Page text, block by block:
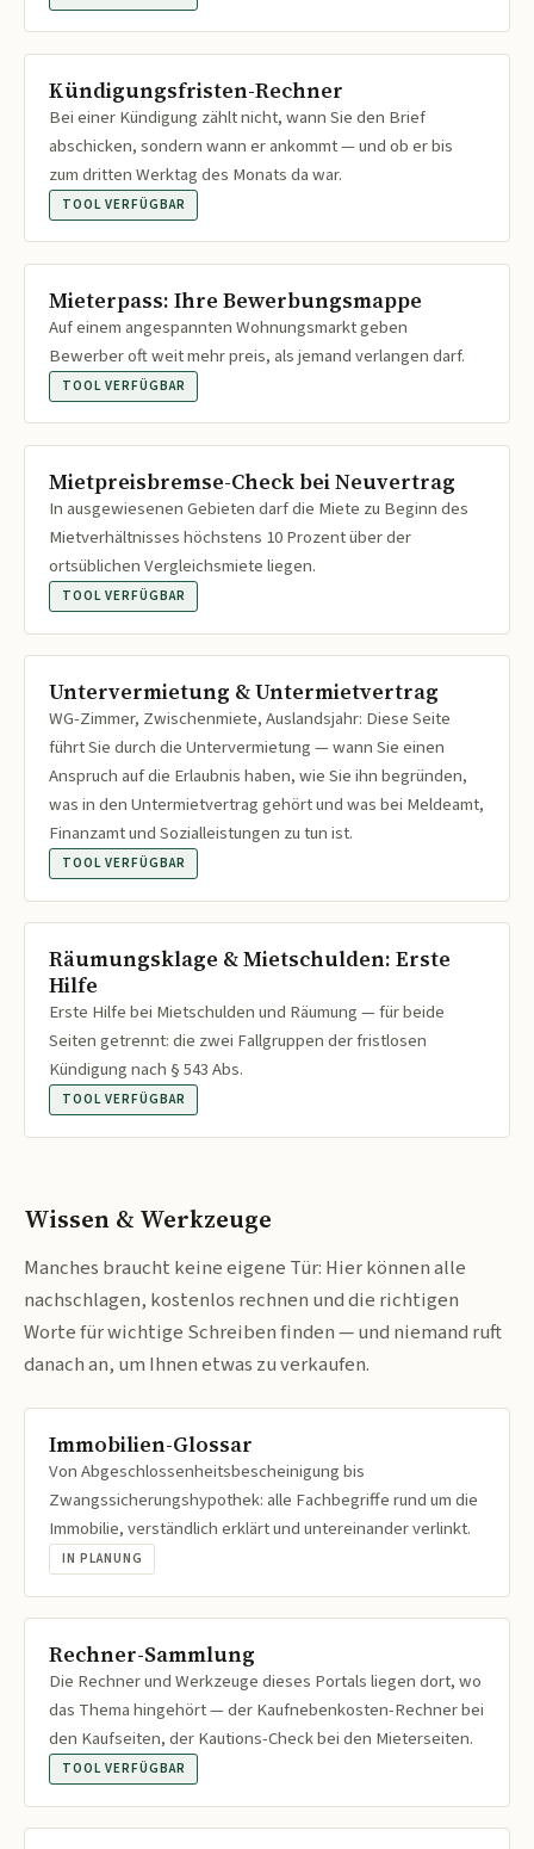
Kündigungsfristen-Rechner
Bei einer Kündigung zählt nicht, wann Sie den Brief
abschicken, sondern wann er ankommt — und ob er bis
zum dritten Werktag des Monats da war.
TOOL VERFÜGBAR
Mieterpass: Ihre Bewerbungsmappe
Auf einem angespannten Wohnungsmarkt geben
Bewerber oft weit mehr preis, als jemand verlangen darf.
TOOL VERFÜGBAR
Mietpreisbremse-Check bei Neuvertrag
In ausgewiesenen Gebieten darf die Miete zu Beginn des
Mietverhältnisses höchstens 10 Prozent über der
ortsüblichen Vergleichsmiete liegen.
TOOL VERFÜGBAR
Untervermietung & Untermietvertrag
WG-Zimmer, Zwischenmiete, Auslandsjahr: Diese Seite
führt Sie durch die Untervermietung — wann Sie einen
Anspruch auf die Erlaubnis haben, wie Sie ihn begründen,
was in den Untermietvertrag gehört und was bei Meldeamt,
Finanzamt und Sozialleistungen zu tun ist.
TOOL VERFÜGBAR
Räumungsklage & Mietschulden: Erste
Hilfe
Erste Hilfe bei Mietschulden und Räumung — für beide
Seiten getrennt: die zwei Fallgruppen der fristlosen
Kündigung nach § 543 Abs.
TOOL VERFÜGBAR
Wissen & Werkzeuge
Manches braucht keine eigene Tür: Hier können alle
nachschlagen, kostenlos rechnen und die richtigen
Worte für wichtige Schreiben finden — und niemand ruft
danach an, um Ihnen etwas zu verkaufen.
Immobilien-Glossar
Von Abgeschlossenheitsbescheinigung bis
Zwangssicherungshypothek: alle Fachbegriffe rund um die
Immobilie, verständlich erklärt und untereinander verlinkt.
IN PLANUNG
Rechner-Sammlung
Die Rechner und Werkzeuge dieses Portals liegen dort, wo
das Thema hingehört — der Kaufnebenkosten-Rechner bei
den Kaufseiten, der Kautions-Check bei den Mieterseiten.
TOOL VERFÜGBAR